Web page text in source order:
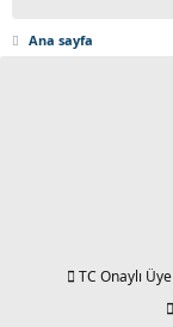
Ana sayfa
TC Onaylı Üye